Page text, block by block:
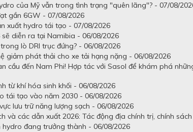
của Mỹ vẫn trong tình trạng "quên lãng"? - 07/08/
gần 6GW - 07/08/2026
xuất hydro tái tạo - 07/08/2026
diễn ra tại Namibia - 06/08/2026
lò DRI trục đứng? - 06/08/2026
giảm phát thải cho xe tải hạng nặng - 06/08/2026
cầu đến Nam Phi! Hợp tác với Sasol để khám phá
từ khí hóa sinh khối - 06/08/2026
tái tạo vào năm 2030 - 06/08/2026
lưu trữ năng lượng sạch - 06/08/2026
và các dẫn xuất 2026: Tác động địa chính trị, chính
đang trưởng thành - 06/08/2026